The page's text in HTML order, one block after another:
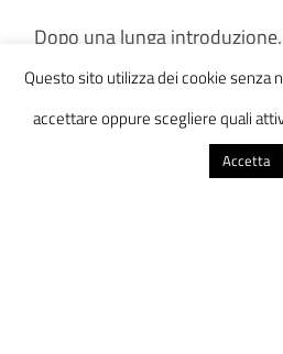
Dopo una lunga
“Fuori dal Tunnel” fanno
platea, che canta così forte
rapper. Un veloce cambio di
Questo sito utilizza dei cookie senza
accettare oppure scegliere quali
Accetta